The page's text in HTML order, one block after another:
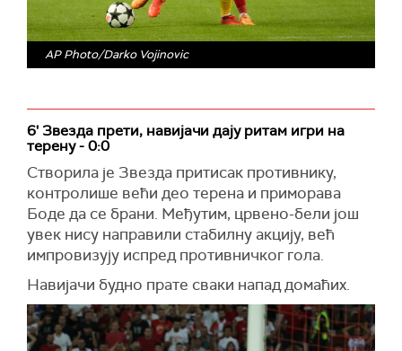
AP Photo/Darko Vojinovic
6' Звезда прети, навијачи дају ритам игри на
терену - 0:0
Створила је Звезда притисак противнику,
контролише већи део терена и приморава
Боде да се брани. Међутим, црвено-бели још
увек нису направили стабилну акцију, већ
импровизују испред противничког гола.
Навијачи будно прате сваки напад домаћих.